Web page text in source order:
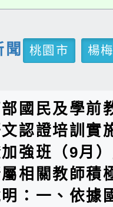
桃園市
楊
國民及學前
認證培訓實
強班（9月
相關教師積
：一、依據